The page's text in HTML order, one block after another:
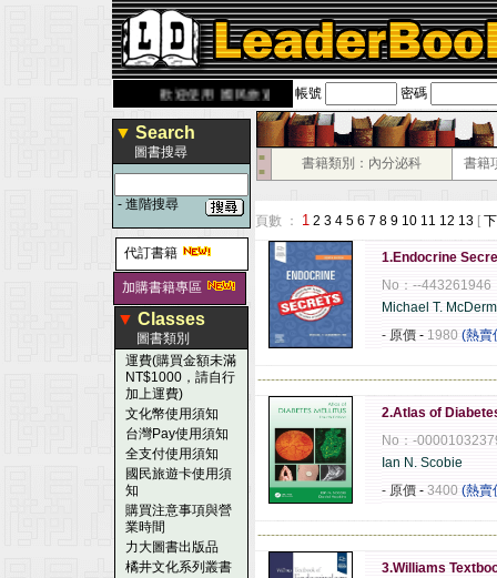
歡迎使用 國民旅遊卡！！ 帳號 密碼
▼ Search
圖書搜尋
- 進階搜尋
代訂書籍
加購書籍專區
▼ Classes
圖書類別
運費(購買金額未滿
NT$1000，請自行
加上運費)
文化幣使用須知
台灣Pay使用須知
全支付使用須知
國民旅遊卡使用須
知
購買注意事項與營
業時間
力大圖書出版品
橘井文化系列叢書
■
■
書籍類別：內分泌科 書籍
頁數 ： 1 2 3 4 5 6 7 8 9 10 11 12 13 [
1.Endocrine
No：--443261946
Michael T.
- 原價 - 1980 (熱賣
2.Atlas of
No：-
Ian N. Scobie
- 原價 - 3400 (熱賣
3.Williams